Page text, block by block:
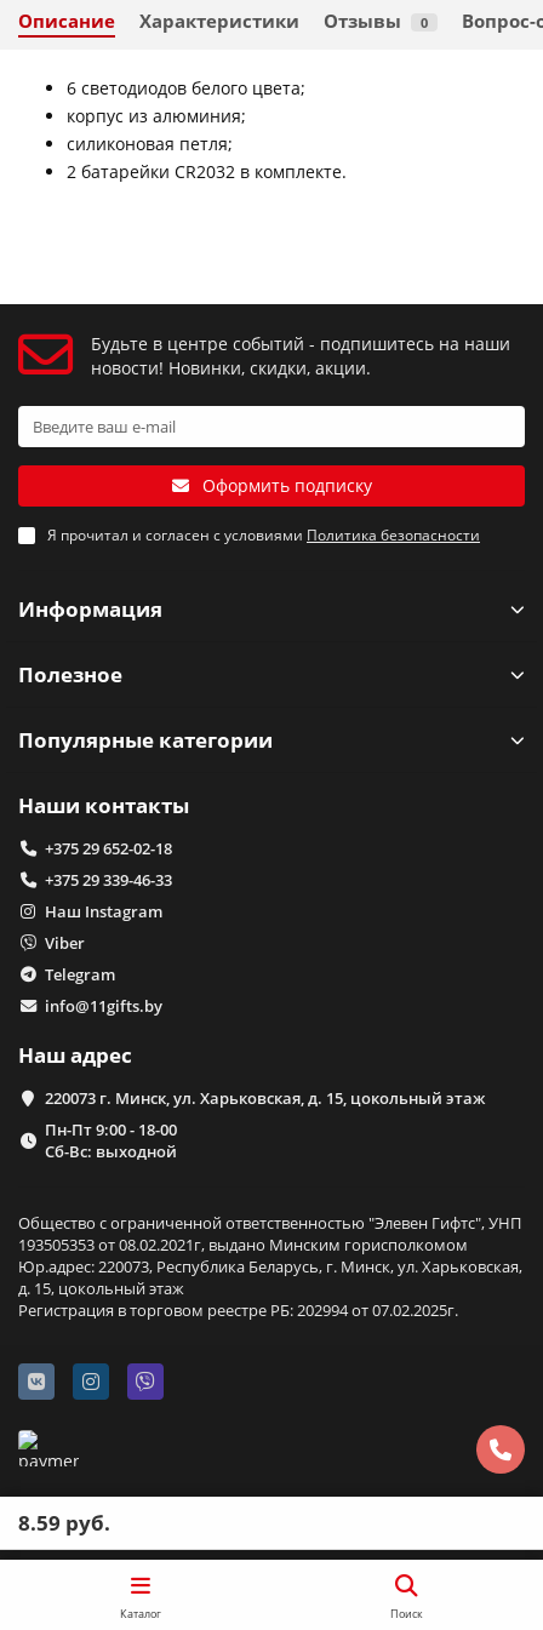
Описание Характеристики Отзывы 0 Вопрос-
6 светодиодов белого цвета;
корпус из алюминия;
силиконовая петля;
2 батарейки CR2032 в комплекте.
Будьте в центре событий - подпишитесь на наши
новости! Новинки, скидки, акции.
Оформить подписку
Я прочитал и согласен с условиями Политика безопасности
Информация
Полезное
Популярные категории
Наши контакты
+375 29 652-02-18
+375 29 339-46-33
Наш Instagram
Viber
Telegram
info@11gifts.by
Наш адрес
220073 г. Минск, ул. Харьковская, д. 15, цокольный этаж
Пн-Пт 9:00 - 18-00
Сб-Вс: выходной
Общество с ограниченной ответственностью "Элевен Гифтс", УНП
193505353 от 08.02.2021г, выдано Минским горисполкомом
Юр.адрес: 220073, Республика Беларусь, г. Минск, ул. Харьковская,
д. 15, цокольный этаж
Регистрация в торговом реестре РБ: 202994 от 07.02.2025г.
8.59 руб.
Каталог Поиск